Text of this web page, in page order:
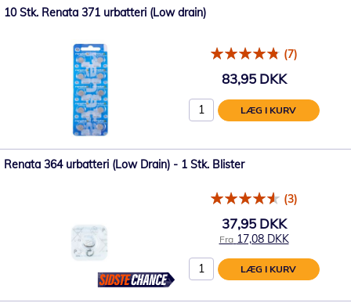
10 Stk. Renata 371 urbatteri (Low drain)
(7)
83,95 DKK
LÆG I KURV
Renata 364 urbatteri (Low Drain) - 1 Stk. Blister
(3)
37,95 DKK
Fra 17,08 DKK
LÆG I KURV